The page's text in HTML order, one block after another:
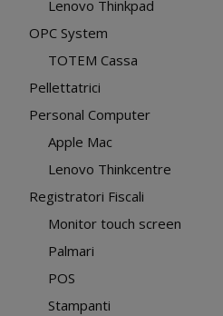
Lenovo Thinkpad
OPC System
TOTEM Cassa
Pellettatrici
Personal Computer
Apple Mac
Lenovo Thinkcentre
Registratori Fiscali
Monitor touch screen
Palmari
POS
Stampanti